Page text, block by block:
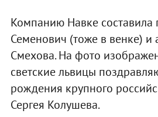
Компанию Навке составила
Семенович (тоже в венке) и
Смехова. На фото
светские львицы
рождения крупного
Сергея Колушева.